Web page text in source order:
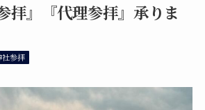
拝』『代理参拝』承りま
社参拝